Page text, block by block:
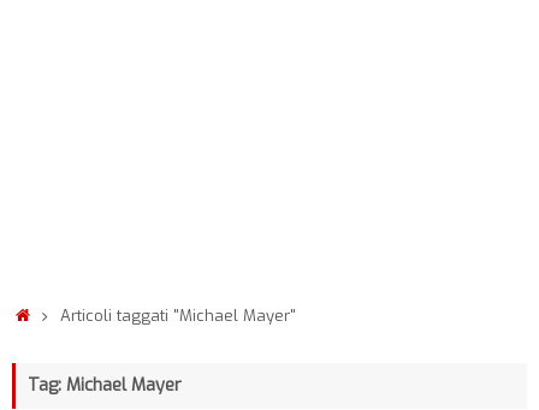
Articoli taggati "Michael Mayer"
Tag: Michael Mayer